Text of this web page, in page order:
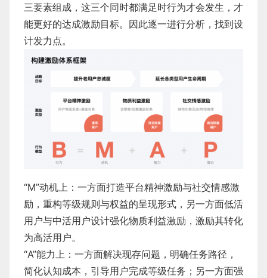
三要素组成，这三个同时都满⾜时⾏为才会发⽣，才
能更好的达成激励目标。因此逐一进行分析，找到设
计发力点。
“M”动机上：一方面打造平台精神激励与社交情感激
励，重构等级规则与权益的呈现形式，另一方面低活
用户与中活用户设计强化物质利益激励，激励其转化
为高活用户。
​“A”能力上：一方面解决现存问题，明确任务路径，
简化认知成本，引导用户完成等级任务；另一方面强